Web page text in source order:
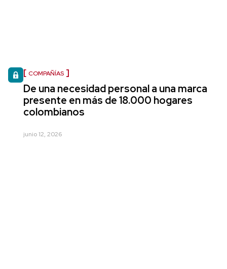
COMPAÑÍAS
De una necesidad personal a una marca
presente en más de 18.000 hogares
colombianos
junio 12, 2026